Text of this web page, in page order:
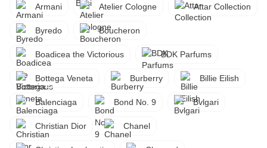
Armani Atelier Cologne Attar Collection
Byredo Boucheron
Boadicea the Victorious BDK Parfums
Bottega Veneta Burberry Billie Eilish
Balenciaga Bond No. 9 Bvlgari
Christian Dior Chanel